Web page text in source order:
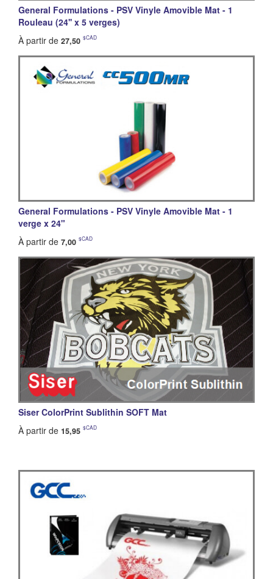
General Formulations - PSV Vinyle Amovible Mat - 1
Rouleau (24'' x 5 verges)
À partir de 27,50 $CAD
General Formulations - PSV Vinyle Amovible Mat - 1
verge x 24"
À partir de 7,00 $CAD
Siser ColorPrint Sublithin SOFT Mat
À partir de 15,95 $CAD